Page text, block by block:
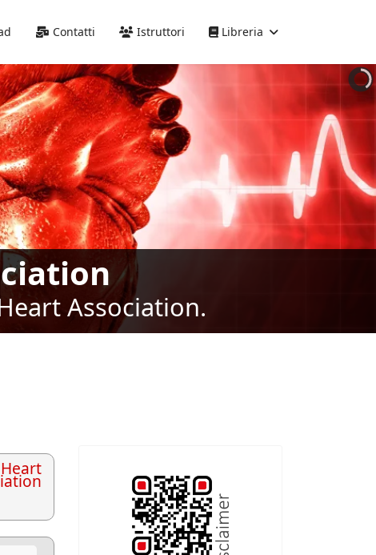
Contatti Istruttori Libreria
Association.